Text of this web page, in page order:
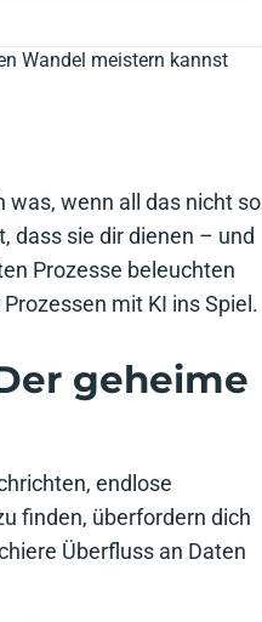
Wandel meistern kannst
wenn all das nicht so
dass sie dir dienen – und
Prozesse beleuchten
mit KI ins Spiel.
geheime
endlose
finden, überfordern dich
Überfluss an Daten